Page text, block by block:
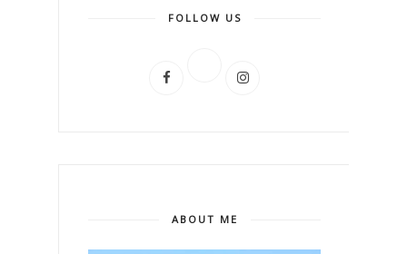
FOLLOW US
ABOUT ME